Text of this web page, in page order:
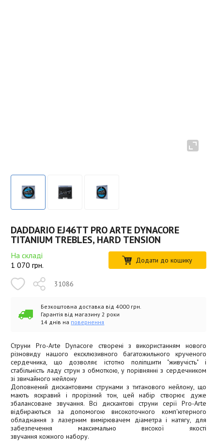
DADDARIO EJ46TT PRO ARTE DYNACORE
TITANIUM TREBLES, HARD TENSION
На складі
1 070 грн. Додати до кошику
31086
Безкоштовна доставка від 4000 грн.
Гарантія від магазину 2 роки
14 днів на повернення
Струни Pro-Arte Dynacore створені з використанням нового
різновиду нашого ексклюзивного багатожильного крученого
сердечника, що дозволяє істотно поліпшити "живучість" і
стабільність ладу струн з обмоткою, у порівнянні з сердечником
зі звичайного нейлону
Доповнений дискантовими струнами з титанового нейлону, що
мають яскравий і прорізний тон, цей набір створює дуже
збалансоване звучання. Всі дискантові струни серії Pro-Arte
відбираються за допомогою високоточного комп'ютерного
обладнання з лазерним вимірювачем діаметра і натягу, для
забезпечення максимально високої якості
звучання кожного набору.